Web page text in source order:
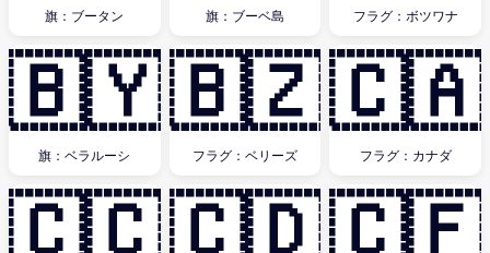
旗：ブータン 旗：ブーベ島 フラグ：ボツワナ
🇧🇾
旗：ベラルーシ
🇧🇿
フラグ：ベリーズ
🇨🇦
フラグ：カナダ
🇨🇨🇨🇩🇨🇫